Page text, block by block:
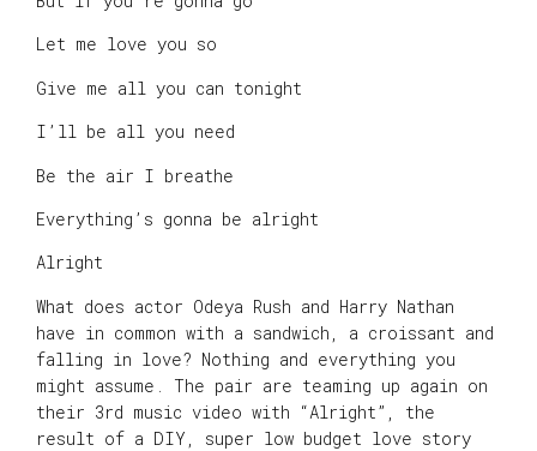
Let me love you so
Give me all you can tonight
I’ll be all you need
Be the air I breathe
Everything’s gonna be alright
Alright
What does actor Odeya Rush and Harry Nathan
have in common with a sandwich, a croissant and
falling in love? Nothing and everything you
might assume. The pair are teaming up again on
their 3rd music video with “Alright”, the
result of a DIY, super low budget love story